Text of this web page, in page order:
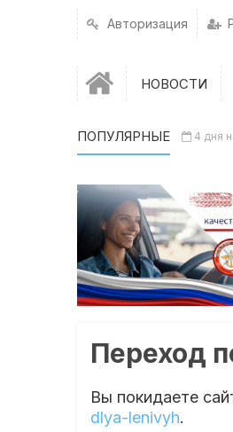
Авторизация
НОВОСТИ
ПОПУЛЯРНЫЕ 4 дня
Переход
Вы покидаете
dlya-lenivyh.